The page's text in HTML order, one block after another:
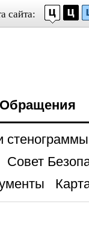
сайта:
Обращения
стенограммы
Совет